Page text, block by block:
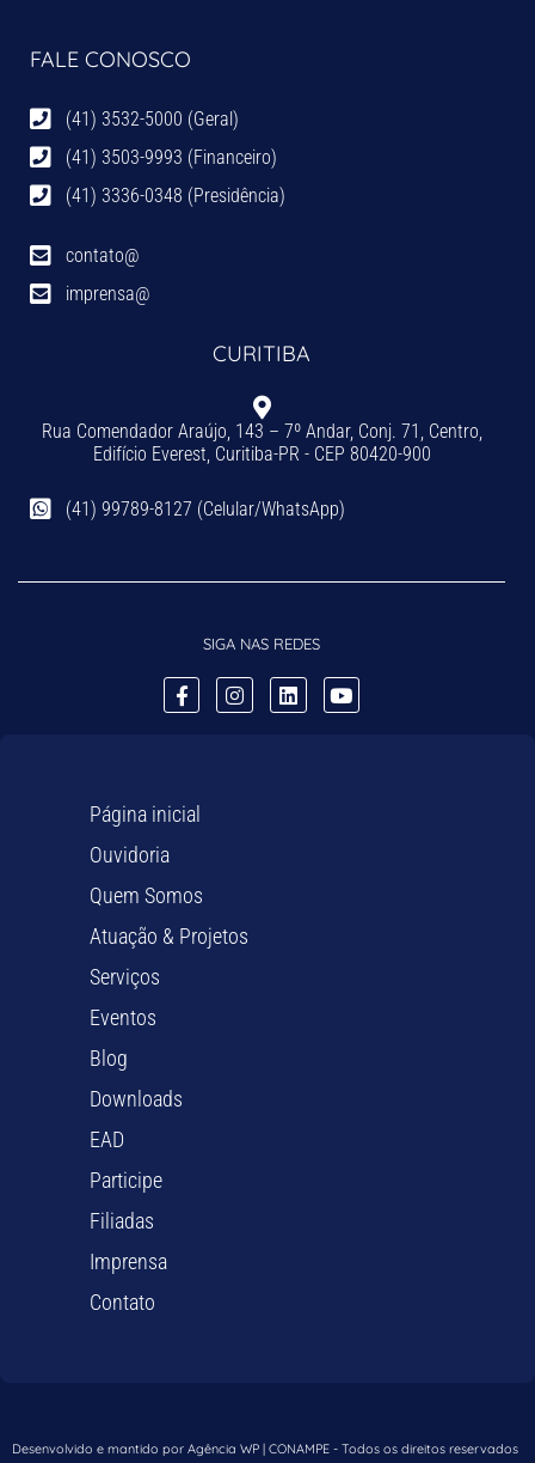
FALE CONOSCO
(41) 3532-5000 (Geral)
(41) 3503-9993 (Financeiro)
(41) 3336-0348 (Presidência)
contato@
imprensa@
CURITIBA
Rua Comendador Araújo, 143 – 7º Andar, Conj. 71, Centro,
Edifício Everest, Curitiba-PR - CEP 80420-900
(41) 99789-8127 (Celular/WhatsApp)
SIGA NAS REDES
Página inicial
Ouvidoria
Quem Somos
Atuação & Projetos
Serviços
Eventos
Blog
Downloads
EAD
Participe
Filiadas
Imprensa
Contato
Desenvolvido e mantido por Agência WP | CONAMPE - Todos os direitos reservados